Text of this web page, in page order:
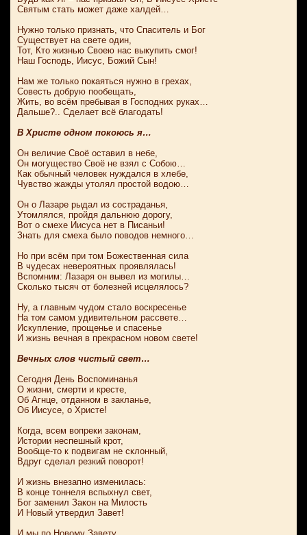
Святым стать может даже халдей…
Нужно только признать, что Спаситель и Бог
Существует на свете один,
Тот, Кто жизнью Своею нас выкупить смог!
Наш Господь, Иисус, Божий Сын!
Нам же только покаяться нужно в грехах,
Совесть добрую пообещать,
Жить, во всём пребывая в Господних руках…
Дальше?.. Сделает всё благодать!
В Христе одном покоюсь я…
Он величие Своё оставил в небе,
Он могущество Своё не взял с Собою…
Как обычный человек нуждался в хлебе,
Чувство жажды утолял простой водою…
Он о Лазаре рыдал из состраданья,
Утомлялся, пройдя дальнюю дорогу,
Вот о смехе Иисуса нет в Писаньи!
Знать для смеха было поводов немного…
Но при всём при том Божественная сила
В чудесах невероятных проявлялась!
Вспомним: Лазаря он вывел из могилы…
Сколько тысяч от болезней исцелялось?
Ну, а главным чудом стало воскресенье
На том самом удивительном рассвете…
Искупление, прощенье и спасенье
И жизнь вечная в прекрасном новом свете!
Вечных слов чистый свет…
Сегодня День Воспоминанья
О жизни, смерти и кресте,
Об Агнце, отданном в закланье,
Об Иисусе, о Христе!
Когда, всем вопреки законам,
Истории неспешный крот,
Вообще-то к подвигам не склонный,
Вдруг сделал резкий поворот!
И жизнь внезапно изменилась:
В конце тоннеля вспыхнул свет,
Бог заменил Закон на Милость
И Новый утвердил Завет!